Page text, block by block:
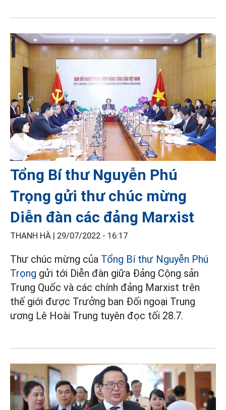
Tổng Bí thư Nguyễn Phú
Trọng gửi thư chúc mừng
Diễn đàn các đảng Marxist
THANH HÀ | 29/07/2022 - 16:17
Thư chúc mừng của Tổng Bí thư Nguyễn Phú
Trọng gửi tới Diễn đàn giữa Đảng Cộng sản
Trung Quốc và các chính đảng Marxist trên
thế giới được Trưởng ban Đối ngoại Trung
ương Lê Hoài Trung tuyên đọc tối 28.7.